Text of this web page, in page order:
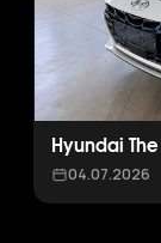
Hyundai
04.07.2026